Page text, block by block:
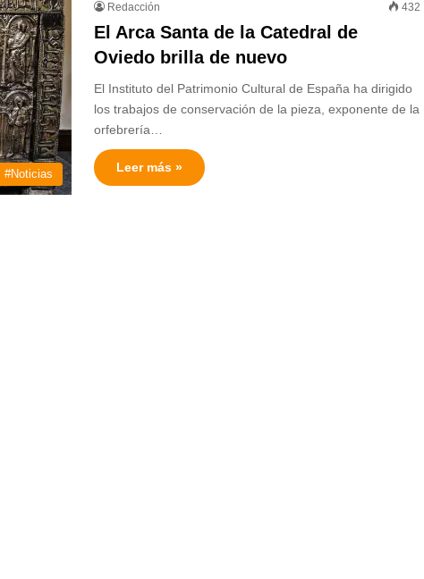
#Noticias
Redacción 432
El Arca Santa de la Catedral de
Oviedo brilla de nuevo
El Instituto del Patrimonio Cultural de España ha dirigido
los trabajos de conservación de la pieza, exponente de la
orfebrería…
Leer más »